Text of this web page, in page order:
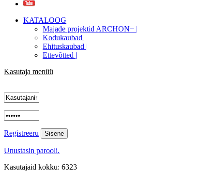
KATALOOG
Majade projektid ARCHON+ |
Kodukaubad |
Ehituskaubad |
Ettevõtted |
Kasutaja menüü
Registreeru
Unustasin parooli.
Kasutajaid kokku: 6323